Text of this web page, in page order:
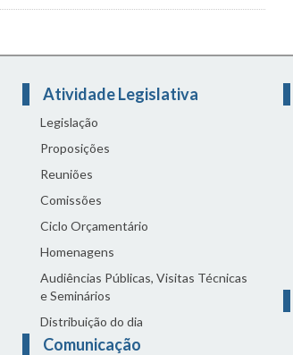
Atividade Legislativa
Legislação
Proposições
Reuniões
Comissões
Ciclo Orçamentário
Homenagens
Audiências Públicas, Visitas Técnicas
e Seminários
Distribuição do dia
Comunicação